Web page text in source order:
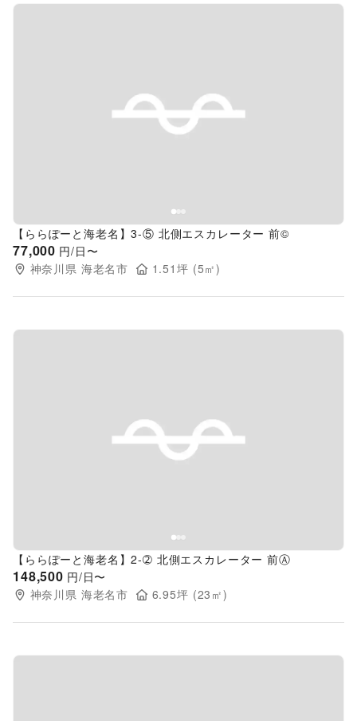
Previous slide
【ららぽーと海老名】3-⑤ 北側エスカレーター 前©
77,000 円/日〜
神奈川県 海老名市 1.51 坪 (5㎡)
Previous slide
【ららぽーと海老名】2-➁ 北側エスカレーター 前Ⓐ
148,500 円/日〜
神奈川県 海老名市 6.95坪 (23 ㎡)